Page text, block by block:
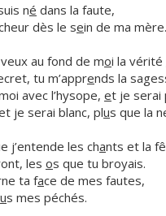
né dans la faute,
dès le sein de ma mère.
au fond de moi la vérité
tu m’apprends la
avec l’hysope, et je serai
je serai blanc, plus que la
j’entende les chants et la
les os que tu broyais.
ta face de mes fautes,
us mes péchés.